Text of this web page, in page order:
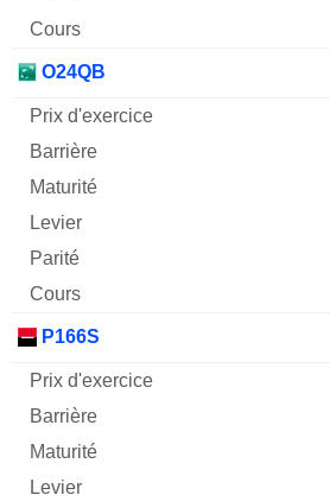
O24QB
P166S